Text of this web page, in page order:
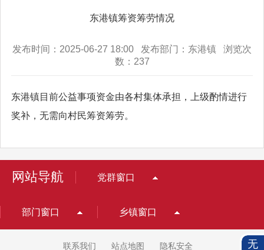
东港镇筹资筹劳情况
发布时间：2025-06-27 18:00 发布部门：东港镇 浏览次
数： 237
东港镇目前公益事项资金由各村集体承担，上级酌情进行
奖补，无需向村民筹资筹劳。
网站导航 党群窗口
部门窗口 乡镇窗口
联系我们 站点地图 隐私安全
无